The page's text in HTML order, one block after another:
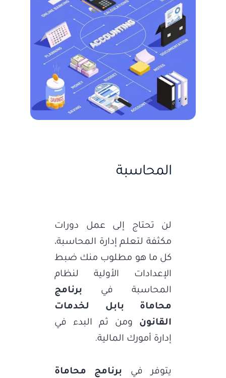
المحاسبة
لن تحتاج إلى عمل دورات
مكثفة لتعلم إدارة المحاسبة،
كل ما هو مطلوب منك ضبط
الإعدادات الأولية لنظام
المحاسبة في برنامج
محاماة بابل لخدمات
القانون ومن ثم البدء في
إدارة أمورك المالية.
يتوفر في برنامج محاماة